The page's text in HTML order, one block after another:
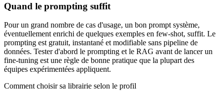
Quand le prompting suffit
Pour un grand nombre de cas d'usage, un bon prompt système,
éventuellement enrichi de quelques exemples en few-shot, suffit. Le
prompting est gratuit, instantané et modifiable sans pipeline de
données. Tester d'abord le prompting et le RAG avant de lancer un
fine-tuning est une règle de bonne pratique que la plupart des
équipes expérimentées appliquent.
Comment choisir sa librairie selon le profil